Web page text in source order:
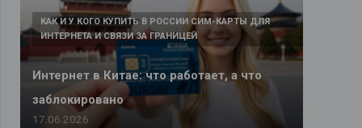
Интернет в Китае: что работает, а что
заблокировано
КАК И У КОГО КУПИТЬ В РОССИИ СИМ-КАРТЫ ДЛЯ
ИНТЕРНЕТА И СВЯЗИ ЗА ГРАНИЦЕЙ
17.06.2026